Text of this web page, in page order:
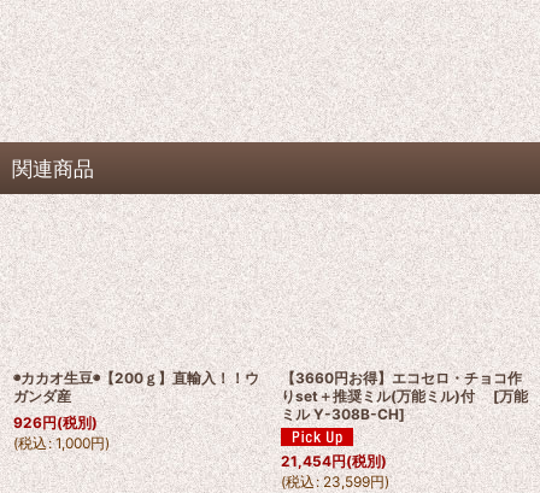
関連商品
◉カカオ生豆◉【200ｇ】直輸入！！ウ
ガンダ産
926円(税別)
(税込: 1,000円)
【3660円お得】エコセロ・チョコ作
りset＋推奨ミル(万能ミル)付 [万能
ミル Y-308B-CH]
21,454円(税別)
(税込: 23,599円)